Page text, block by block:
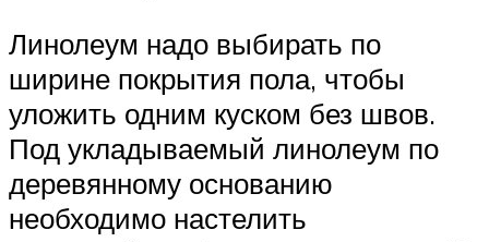
Линолеум надо выбирать по
ширине покрытия пола, чтобы
уложить одним куском без швов.
Под укладываемый линолеум по
деревянному основанию
необходимо настелить